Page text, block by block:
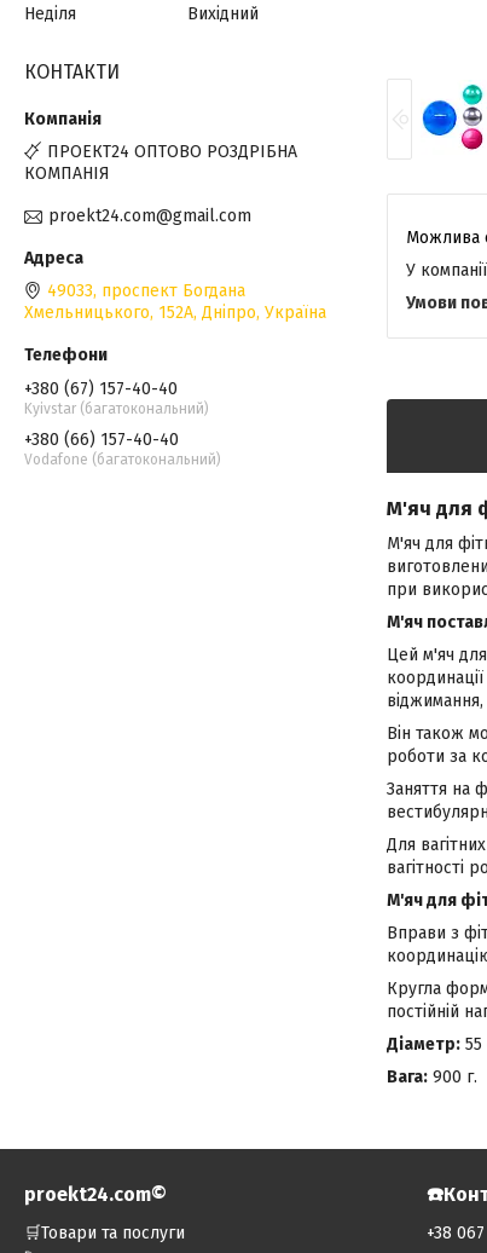
У
М'яч для
М'яч для
при
М'яч
Цей м'яч
віджимання,
Він також
роботи за
Заняття на
Для
вагітності
М'яч для
Вправи з
Кругла
постійній
Діаметр: 55
Вага: 900 г.
Неділя
Вихідний
КОНТАКТИ
ПРОЕКТ24 ОПТОВО РОЗДРІБНА
КОМПАНІЯ
proekt24.com@gmail.com
49033, проспект Богдана
Хмельницького, 152А, Дніпро, Україна
+380 (67) 157-40-40
Kyivstar (багатокональний)
+380 (66) 157-40-40
Vodafone (багатокональний)
proekt24.com©️
🛒Товари та послуги
+38